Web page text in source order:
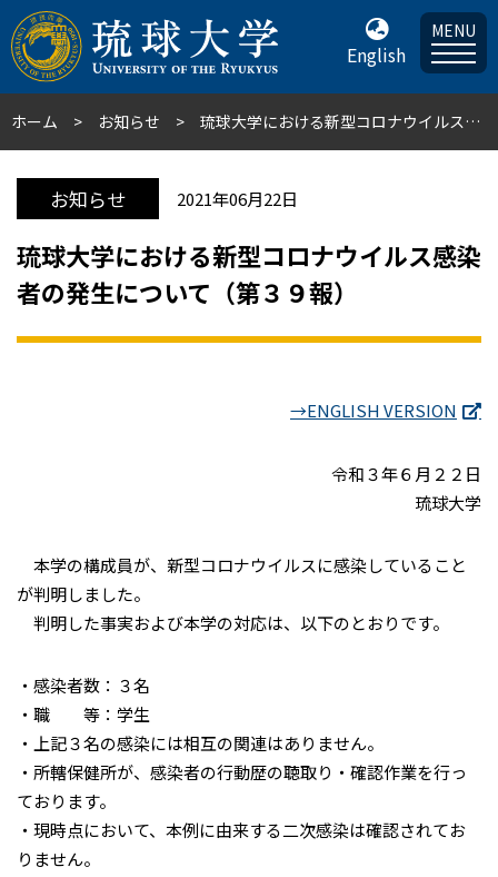
English
MENU
ホーム お知らせ 琉球大学における新型コロナウイルス感染者の発生について（第３９報）
お知らせ 2021年06月22日
琉球大学における新型コロナウイルス感染
者の発生について（第３９報）
→ENGLISH VERSION
令和３年６月２２日
琉球大学
本学の構成員が、新型コロナウイルスに感染していること
が判明しました。
判明した事実および本学の対応は、以下のとおりです。
・感染者数：３名
・職 等：学生
・上記３名の感染には相互の関連はありません。
・所轄保健所が、感染者の行動歴の聴取り・確認作業を行っ
ております。
・現時点において、本例に由来する二次感染は確認されてお
りません。